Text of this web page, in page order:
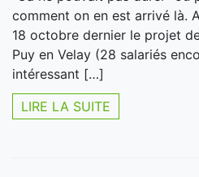
comment on en est arrivé là.
18 octobre dernier le projet
Puy en Velay (28 salariés
intéressant […]
LIRE LA SUITE